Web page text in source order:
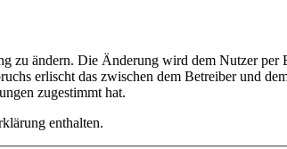
zu ändern. Die Änderung wird dem Nutzer per
erlischt das zwischen dem Betreiber und
zugestimmt hat.
enthalten.